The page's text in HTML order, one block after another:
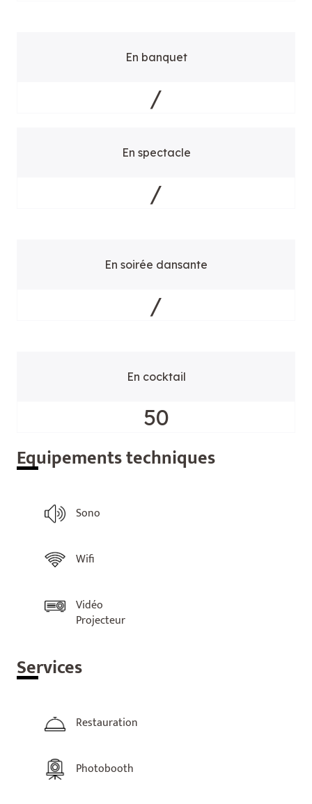
En banquet
/
En spectacle
/
En soirée dansante
/
En cocktail
50
Equipements techniques
Sono
Wifi
Vidéo
Projecteur
Services
Restauration
Photobooth